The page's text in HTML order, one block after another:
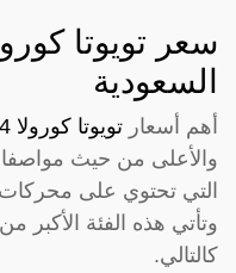
السعودية
أهم أسعار تويوتا كورولا 2024
التي تحتوي على محركات
كالتالي.